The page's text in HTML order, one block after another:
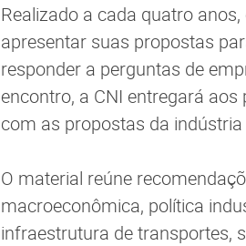
Realizado a cada quatro
apresentar suas propostas
responder a perguntas de
encontro, a CNI entregará
com as propostas da
O material reúne
macroeconômica, política
infraestrutura de transportes,